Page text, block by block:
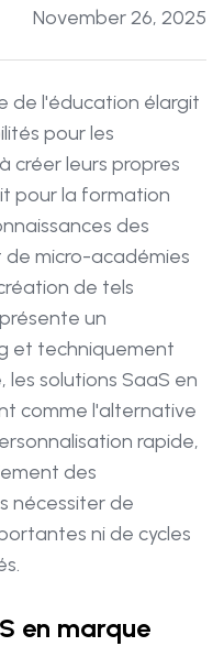
November 26, 2025
de l'éducation élargit
pour les
créer leurs propres
pour la formation
des
micro-académies
de tels
un
et techniquement
solutions SaaS en
comme l'alternative
rapide,
des
nécessiter de
ni de cycles
en marque